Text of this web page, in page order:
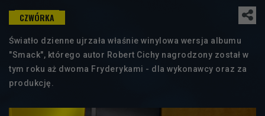
Światło dzienne ujrzała właśnie winylowa wersja albumu
"Smack", którego autor Robert Cichy nagrodzony został w
tym roku aż dwoma Fryderykami - dla wykonawcy oraz za
produkcję.